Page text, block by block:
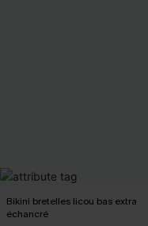
Bikini bretelles licou bas extra
échancré